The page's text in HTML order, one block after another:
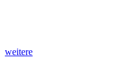
weitere